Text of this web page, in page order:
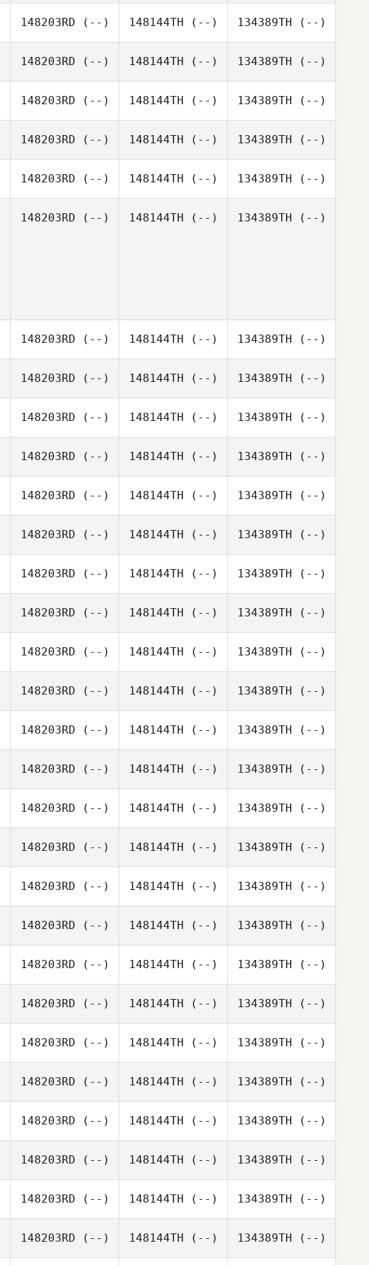
148203RD (--) 148144TH (--) 134389TH (--)
148203RD (--) 148144TH (--) 134389TH (--)
148203RD (--) 148144TH (--) 134389TH (--)
148203RD (--) 148144TH (--) 134389TH (--)
148203RD (--) 148144TH (--) 134389TH (--)
148203RD (--) 148144TH (--) 134389TH (--)
148203RD (--) 148144TH (--) 134389TH (--)
148203RD (--) 148144TH (--) 134389TH (--)
148203RD (--) 148144TH (--) 134389TH (--)
148203RD (--) 148144TH (--) 134389TH (--)
148203RD (--) 148144TH (--) 134389TH (--)
148203RD (--) 148144TH (--) 134389TH (--)
148203RD (--) 148144TH (--) 134389TH (--)
148203RD (--) 148144TH (--) 134389TH (--)
148203RD (--) 148144TH (--) 134389TH (--)
148203RD (--) 148144TH (--) 134389TH (--)
148203RD (--) 148144TH (--) 134389TH (--)
148203RD (--) 148144TH (--) 134389TH (--)
148203RD (--) 148144TH (--) 134389TH (--)
148203RD (--) 148144TH (--) 134389TH (--)
148203RD (--) 148144TH (--) 134389TH (--)
148203RD (--) 148144TH (--) 134389TH (--)
148203RD (--) 148144TH (--) 134389TH (--)
148203RD (--) 148144TH (--) 134389TH (--)
148203RD (--) 148144TH (--) 134389TH (--)
148203RD (--) 148144TH (--) 134389TH (--)
148203RD (--) 148144TH (--) 134389TH (--)
148203RD (--) 148144TH (--) 134389TH (--)
148203RD (--) 148144TH (--) 134389TH (--)
148203RD (--) 148144TH (--) 134389TH (--)